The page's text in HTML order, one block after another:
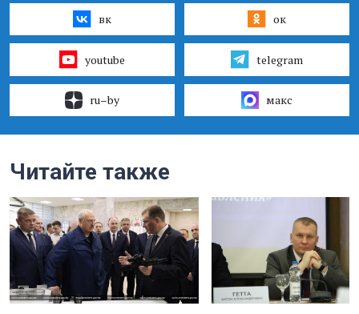
вк ок
youtube telegram
ru–by макс
Читайте также